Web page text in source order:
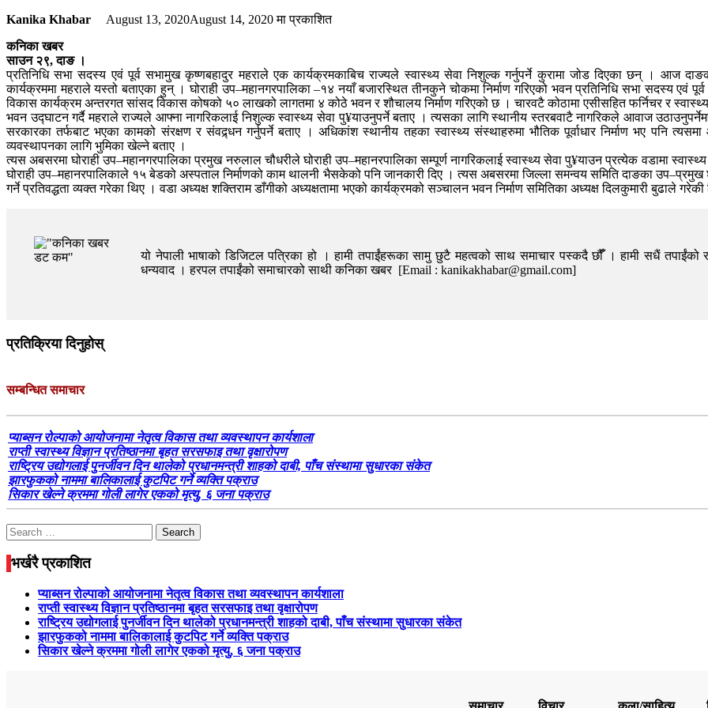
Kanika Khabar August 13, 2020August 14, 2020मा प्रकाशित
कनिका खबर
साउन २९, दाङ ।
प्रतिनिधि सभा सदस्य एवं पूर्व सभामुख कृष्णबहादुर महराले एक कार्यक्रमकाबिच राज्यले स्वास्थ्य सेवा निशुल्क गर्नुपर्ने कुरामा जोड दिएका छन् । आज
कार्यक्रममा महराले यस्तो बताएका हुन् । घोराही उप–महानगरपालिका –१४ नयाँ बजारस्थित तीनकुने चोकमा निर्माण गरिएको भवन प्रतिनिधि सभा सदस्य एवं
विकास कार्यक्रम अन्तरगत सांसद विकास कोषको ५० लाखको लागतमा ४ कोठे भवन र शौचालय निर्माण गरिएको छ । चारवटै कोठामा एसीसहित फर्निचर र
भवन उद्घाटन गर्दै महराले राज्यले आफ्ना नागरिकलाई निशुल्क स्वास्थ्य सेवा पु¥याउनुपर्ने बताए । त्यसका लागि स्थानीय स्तरबवाटै नागरिकले आवाज
सरकारका तर्फबाट भएका कामको संरक्षण र संवद्र्धन गर्नुपर्ने बताए । अधिकांश स्थानीय तहका स्वास्थ्य संस्थाहरुमा भौतिक पूर्वाधार निर्माण भए पनि
व्यवस्थापनका लागि भुमिका खेल्ने बताए ।
त्यस अबसरमा घोराही उप–महानगरपालिका प्रमुख नरुलाल चौधरीले घोराही उप–महानरपालिका सम्पूर्ण नागरिकलाई स्वास्थ्य सेवा पु¥याउन प्रत्येक वडामा
घोराही उप–महानरपालिकाले १५ बेडको अस्पताल निर्माणको काम थालनी भैसकेको पनि जानकारी दिए । त्यस अबसरमा जिल्ला समन्वय समिति दाङका
गर्ने प्रतिवद्धता व्यक्त गरेका थिए । वडा अध्यक्ष शक्तिराम डाँगीको अध्यक्षतामा भएको कार्यक्रमको सञ्चालन भवन निर्माण समितिका अध्यक्ष दिलकुमारी बुढाले
यो नेपाली भाषाको डिजिटल पत्रिका हो । हामी तपाईंहरूका सामु छुटै महत्वको साथ समाचार पस्कदै छौँँ । हामी सधैं तपाईंको
धन्यवाद । हरपल तपाईंको समाचारको साथी कनिका खबर [Email : kanikakhabar@gmail.com]
प्रतिक्रिया दिनुहोस्
सम्बन्धित समाचार
प्याब्सन रोल्पाको आयोजनामा नेतृत्व विकास तथा व्यवस्थापन कार्यशाला
राप्ती स्वास्थ्य विज्ञान प्रतिष्ठानमा बृहत सरसफाइ तथा वृक्षारोपण
राष्ट्रिय उद्योगलाई पुनर्जीवन दिन थालेको प्रधानमन्त्री शाहको दाबी, पाँच संस्थामा सुधारका संकेत
झारफुकको नाममा बालिकालाई कुटपिट गर्ने व्यक्ति पक्राउ
सिकार खेल्ने क्रममा गोली लागेर एकको मृत्यु, ६ जना पक्राउ
Search
for:
भर्खरै प्रकाशित
प्याब्सन रोल्पाको आयोजनामा नेतृत्व विकास तथा व्यवस्थापन कार्यशाला
राप्ती स्वास्थ्य विज्ञान प्रतिष्ठानमा बृहत सरसफाइ तथा वृक्षारोपण
राष्ट्रिय उद्योगलाई पुनर्जीवन दिन थालेको प्रधानमन्त्री शाहको दाबी, पाँच संस्थामा सुधारका संकेत
झारफुकको नाममा बालिकालाई कुटपिट गर्ने व्यक्ति पक्राउ
सिकार खेल्ने क्रममा गोली लागेर एकको मृत्यु, ६ जना पक्राउ